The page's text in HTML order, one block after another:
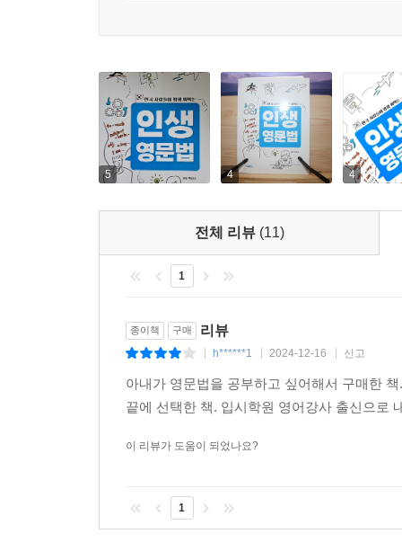
5 4 4
전체 리뷰 (11)
1
종이책 구매 리뷰
h******1 2024-12-16 신고
아내가 영문법을 공부하고 싶어해서 구매한
끝에 선택한 책. 입시학원 영어강사 출신으로
이 리뷰가 도움이 되었나요?
1